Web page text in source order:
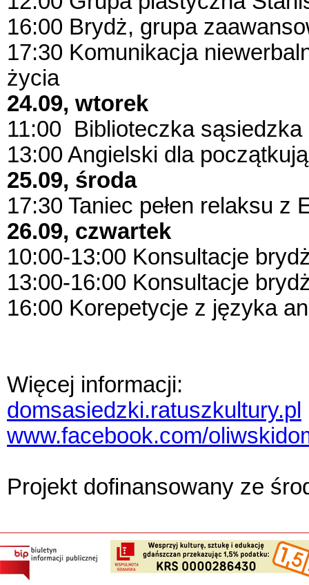
16:00 Brydż, grupa
17:30 Komunikacja
życia
24.09, wtorek
11:00 Biblioteczka sąsiedzka
13:00 Angielski dla
25.09, środa
17:30 Taniec pełen relaksu z
26.09, czwartek
10:00-13:00 Konsultacje
13:00-16:00 Konsultacje
16:00 Korepetycje z języka
Więcej informacji:
domsasiedzki.ratuszkultury.pl
www.facebook.com/
Projekt dofinansowany ze